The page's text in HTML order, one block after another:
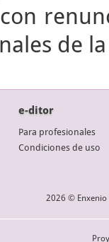
de
e-ditor
Para profesionales
Condiciones de uso
2026 © Enxenio